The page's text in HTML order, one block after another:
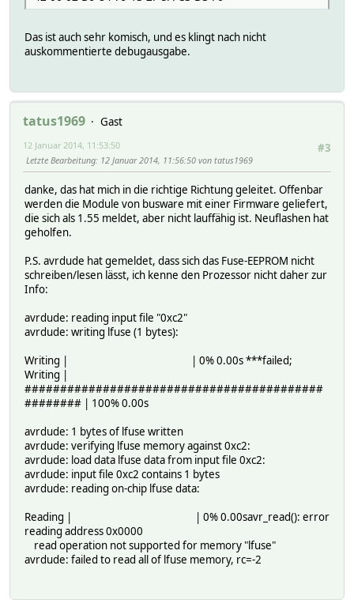
Das ist auch sehr komisch, und es klingt nach nicht
auskommentierte debugausgabe.
tatus1969
Gast
#3
12 Januar 2014, 11:53:50
Letzte Bearbeitung: 12 Januar 2014, 11:56:50 von tatus1969
danke, das hat mich in die richtige Richtung geleitet. Offenbar
werden die Module von busware mit einer Firmware geliefert,
die sich als 1.55 meldet, aber nicht lauffähig ist. Neuflashen hat
geholfen.
P.S. avrdude hat gemeldet, dass sich das Fuse-EEPROM nicht
schreiben/lesen lässt, ich kenne den Prozessor nicht daher zur
Info:
avrdude: reading input file "0xc2"
avrdude: writing lfuse (1 bytes):
Writing | | 0% 0.00s ***failed;
Writing |
##########################################
######## | 100% 0.00s
avrdude: 1 bytes of lfuse written
avrdude: verifying lfuse memory against 0xc2:
avrdude: load data lfuse data from input file 0xc2:
avrdude: input file 0xc2 contains 1 bytes
avrdude: reading on-chip lfuse data:
Reading | | 0% 0.00savr_read(): error
reading address 0x0000
read operation not supported for memory "lfuse"
avrdude: failed to read all of lfuse memory, rc=-2